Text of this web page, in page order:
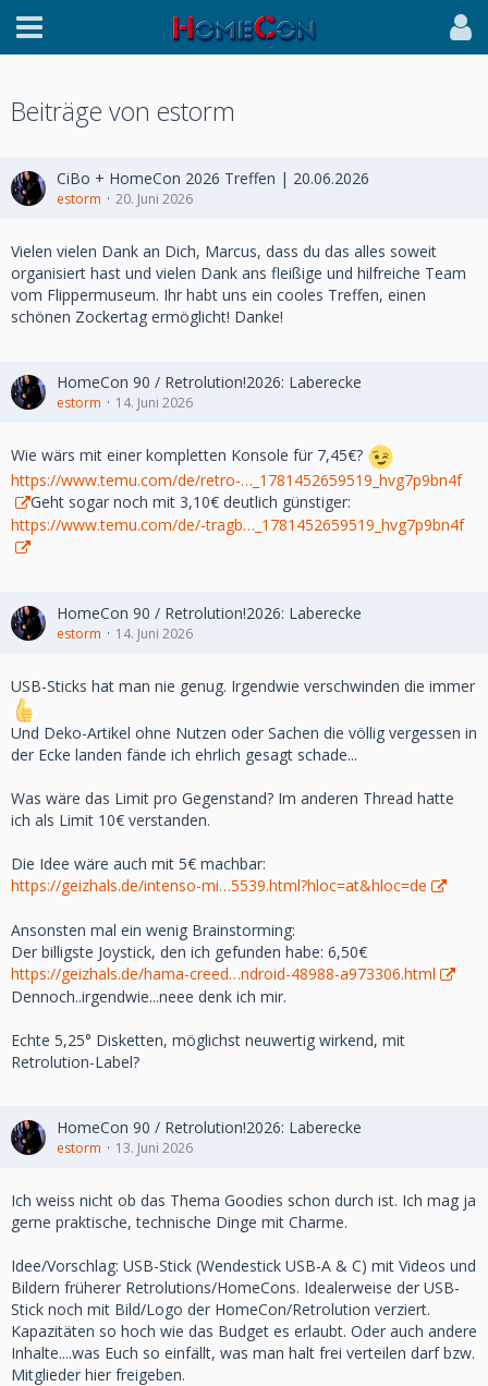
Beiträge von estorm
CiBo + HomeCon 2026 Treffen | 20.06.2026
estorm 20. Juni 2026
Vielen vielen Dank an Dich, Marcus, dass du das alles soweit
organisiert hast und vielen Dank ans fleißige und hilfreiche Team
vom Flippermuseum. Ihr habt uns ein cooles Treffen, einen
schönen Zockertag ermöglicht! Danke!
HomeCon 90 / Retrolution!2026: Laberecke
estorm 14. Juni 2026
Wie wärs mit einer kompletten Konsole für 7,45€?
https://www.temu.com/de/retro-…_1781452659519_hvg7p9bn4f
Geht sogar noch mit 3,10€ deutlich günstiger:
https://www.temu.com/de/-tragb…_1781452659519_hvg7p9bn4f
HomeCon 90 / Retrolution!2026: Laberecke
estorm 14. Juni 2026
USB-Sticks hat man nie genug. Irgendwie verschwinden die immer
Und Deko-Artikel ohne Nutzen oder Sachen die völlig vergessen in
der Ecke landen fände ich ehrlich gesagt schade...
Was wäre das Limit pro Gegenstand? Im anderen Thread hatte
ich als Limit 10€ verstanden.
Die Idee wäre auch mit 5€ machbar:
https://geizhals.de/intenso-mi…5539.html?hloc=at&hloc=de
Ansonsten mal ein wenig Brainstorming:
Der billigste Joystick, den ich gefunden habe: 6,50€
https://geizhals.de/hama-creed…ndroid-48988-a973306.html
Dennoch..irgendwie...neee denk ich mir.
Echte 5,25° Disketten, möglichst neuwertig wirkend, mit
Retrolution-Label?
HomeCon 90 / Retrolution!2026: Laberecke
estorm 13. Juni 2026
Ich weiss nicht ob das Thema Goodies schon durch ist. Ich mag ja
gerne praktische, technische Dinge mit Charme.
Idee/Vorschlag: USB-Stick (Wendestick USB-A & C) mit Videos und
Bildern früherer Retrolutions/HomeCons. Idealerweise der USB-
Stick noch mit Bild/Logo der HomeCon/Retrolution verziert.
Kapazitäten so hoch wie das Budget es erlaubt. Oder auch andere
Inhalte....was Euch so einfällt, was man halt frei verteilen darf bzw.
Mitglieder hier freigeben.